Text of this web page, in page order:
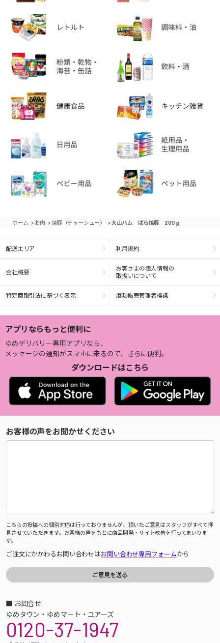
ホーム >お肉 >焼豚（チャーシュー） >大山ハム ばら焼豚 200ｇ
配送エリア 利用規約
会社概要
お客さまの個人情報の
取扱いについて
特定商取引法に基づく表示 酒類販売管理者標識
アプリならもっと便利に
ゆめデリバリー専用アプリなら、
メッセージの通知がスマホに来るので、さらに便利。
ダウンロードはこちら
お客様の声をお聞かせください
こちらの投稿への個別対応は行っておりませんが、頂いたご意見はスタッフがすべて拝
見させていただきます。お客様の声をもとに商品開発・サイト改善を行ってまいりま
す。
ご注文にかかわるお問い合わせはお問い合わせ専用フォームから
■ お問合せ
ゆめタウン・ゆめマート・ユアーズ
0120-37-1947